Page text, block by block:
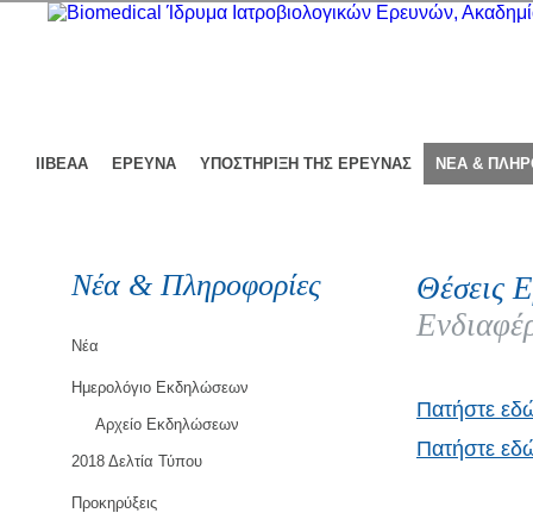
ΙΙΒΕΑΑ ΕΡΕΥΝΑ ΥΠΟΣΤΗΡΙΞΗ ΤΗΣ ΕΡΕΥΝΑΣ ΝΕΑ &
Νέα & Πληροφορίες
Νέα
Ημερολόγιο Εκδηλώσεων
Αρχείο Εκδηλώσεων
2018 Δελτία Τύπου
Προκηρύξεις
Θέσεις
Πατήστε
Πατήστε